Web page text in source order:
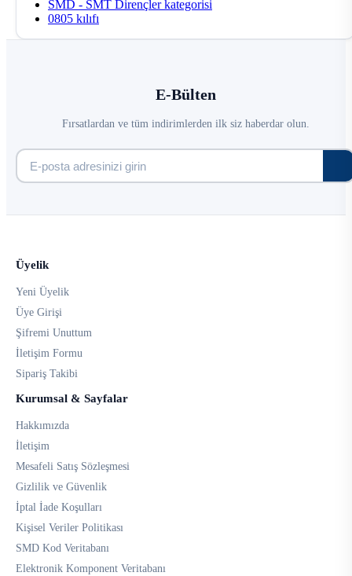
SMD - SMT Dirençler kategorisi
0805 kılıfı
E-Bülten
Fırsatlardan ve tüm indirimlerden ilk siz haberdar olun.
Üyelik
Yeni Üyelik
Üye Girişi
Şifremi Unuttum
İletişim Formu
Sipariş Takibi
Kurumsal & Sayfalar
Hakkımızda
İletişim
Mesafeli Satış Sözleşmesi
Gizlilik ve Güvenlik
İptal İade Koşulları
Kişisel Veriler Politikası
SMD Kod Veritabanı
Elektronik Komponent Veritabanı